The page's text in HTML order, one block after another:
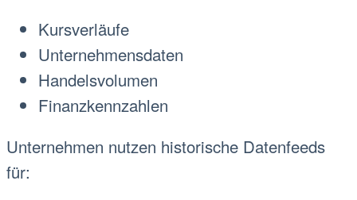
Kursverläufe
Unternehmensdaten
Handelsvolumen
Finanzkennzahlen
Unternehmen nutzen historische Datenfeeds
für: